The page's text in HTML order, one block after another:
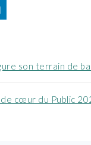
son terrain de
de cœur du Public